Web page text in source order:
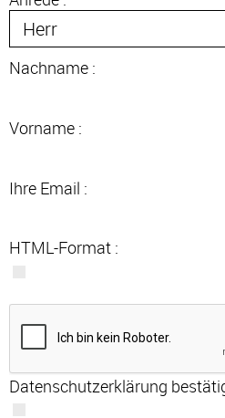
Nachname :
Vorname :
Ihre Email :
HTML-Format :
Datenschutzerklärung